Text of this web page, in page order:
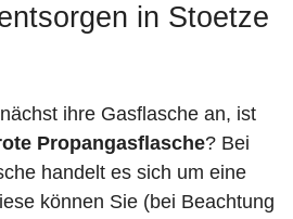
in Stoetze
ihre Gasflasche an, ist
Propangasflasche? Bei
handelt es sich um eine
können Sie (bei Beachtung